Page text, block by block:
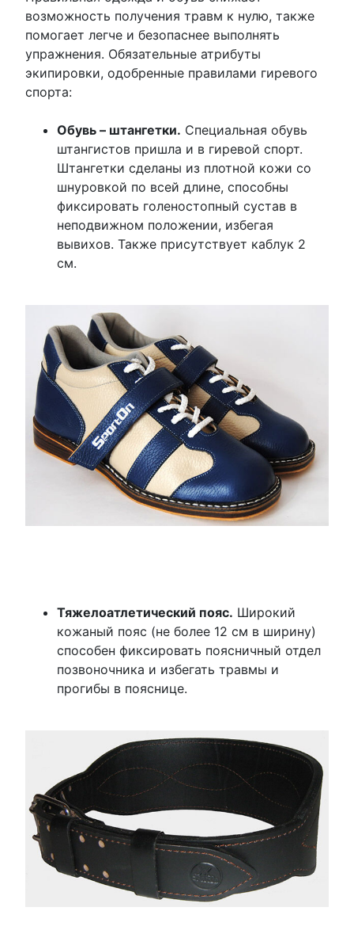
возможность получения травм к нулю, также
помогает легче и безопаснее выполнять
упражнения. Обязательные атрибуты
экипировки, одобренные правилами гиревого
спорта:
Обувь – штангетки. Специальная обувь
штангистов пришла и в гиревой спорт.
Штангетки сделаны из плотной кожи со
шнуровкой по всей длине, способны
фиксировать голеностопный сустав в
неподвижном положении, избегая
вывихов. Также присутствует каблук 2
см.
Тяжелоатлетический пояс. Широкий
кожаный пояс (не более 12 см в ширину)
способен фиксировать поясничный отдел
позвоночника и избегать травмы и
прогибы в пояснице.